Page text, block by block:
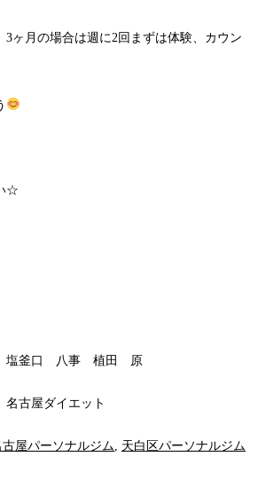
3ヶ月の場合は週に2回まずは体験、カウン
☆
塩釜口 八事 植田 原
古屋ダイエット
古屋パーソナルジム 天白区パーソナルジム